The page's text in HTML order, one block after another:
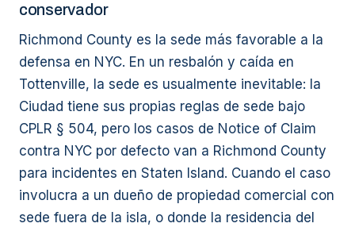
conservador
Richmond County es la sede más favorable a la
defensa en NYC. En un resbalón y caída en
Tottenville, la sede es usualmente inevitable: la
Ciudad tiene sus propias reglas de sede bajo
CPLR § 504, pero los casos de Notice of Claim
contra NYC por defecto van a Richmond County
para incidentes en Staten Island. Cuando el caso
involucra a un dueño de propiedad comercial con
sede fuera de la isla, o donde la residencia del